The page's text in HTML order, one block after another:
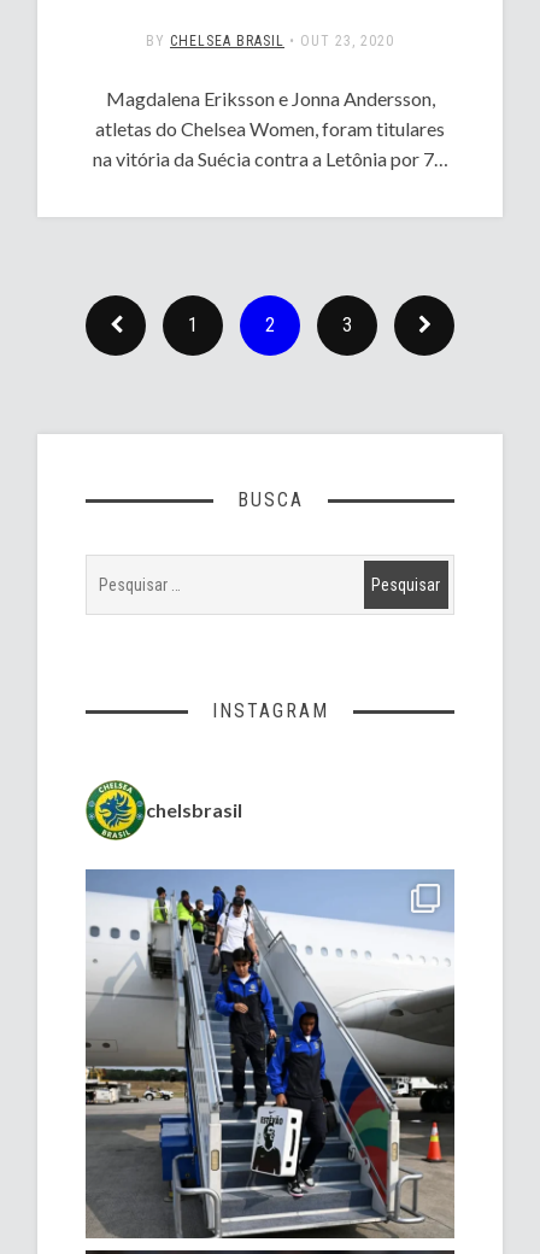
BY CHELSEA BRASIL • OUT 23, 2020
Magdalena Eriksson e Jonna Andersson,
atletas do Chelsea Women, foram titulares
na vitória da Suécia contra a Letônia por 7…
1 2 3
BUSCA
INSTAGRAM
chelsbrasil